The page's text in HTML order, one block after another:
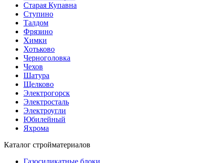
Старая Купавна
Ступино
Талдом
Фрязино
Химки
Хотьково
Черноголовка
Чехов
Шатура
Щелково
Электрогорск
Электросталь
Электроугли
Юбилейный
Яхрома
Каталог стройматериалов
Газосиликатные блоки